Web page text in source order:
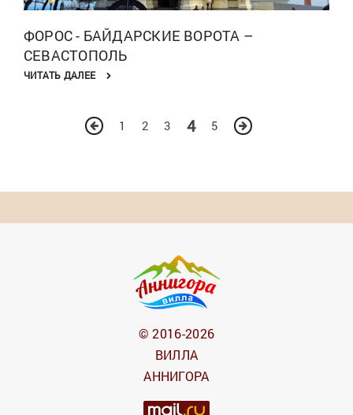
ФОРОС - БАЙДАРСКИЕ ВОРОТА –
СЕВАСТОПОЛЬ
ЧИТАТЬ ДАЛЕЕ
1 2 3 4 5
© 2016-2026
ВИЛЛА
АННИГОРА